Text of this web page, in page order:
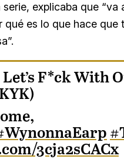
explicaba que “va
qué es lo que hace que
F*ck With
3cja2sCACx